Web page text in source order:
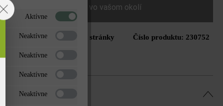
Nájdite predajcu vo vašom okolí
zoznamu želaní Tlač stránky Číslo produktu: 230752
Aktívne
Neaktívne
Neaktívne
Neaktívne
Neaktívne